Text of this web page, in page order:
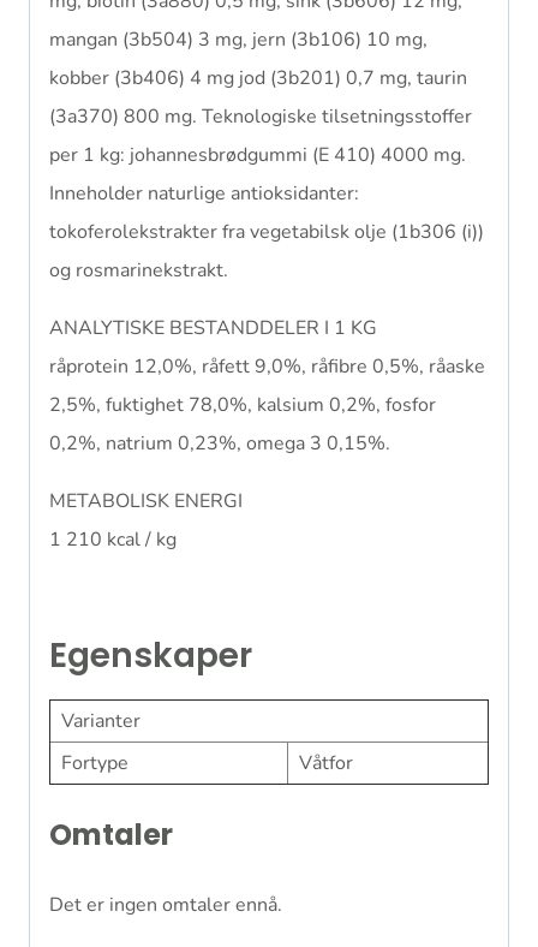
mangan (3b504) 3 mg, jern (3b106) 10 mg,
kobber (3b406) 4 mg jod (3b201) 0,7 mg, taurin
(3a370) 800 mg. Teknologiske tilsetningsstoffer
per 1 kg: johannesbrødgummi (E 410) 4000 mg.
Inneholder naturlige antioksidanter:
tokoferolekstrakter fra vegetabilsk olje (1b306 (i))
og rosmarinekstrakt.
ANALYTISKE BESTANDDELER I 1 KG
råprotein 12,0%, råfett 9,0%, råfibre 0,5%, råaske
2,5%, fuktighet 78,0%, kalsium 0,2%, fosfor
0,2%, natrium 0,23%, omega 3 0,15%.
METABOLISK ENERGI
1 210 kcal / kg
Egenskaper
Varianter
Fortype
Våtfor
Omtaler
Det er ingen omtaler ennå.